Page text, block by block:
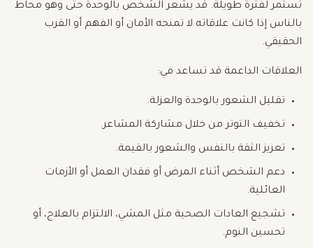
تستمر لفترة طويلة. قد يشعر الشخص بالوحدة حتى وهو محاط
بالناس إذا كانت علاقاته لا تمنحه الأمان أو الفهم أو القرب
الحقيقي.
العلاقات الداعمة قد تساعد في:
تقليل الشعور بالوحدة والعزلة.
تخفيف التوتر من خلال مشاركة المشاعر.
تعزيز الثقة بالنفس والشعور بالقيمة.
دعم الشخص أثناء المرض أو فقدان العمل أو الأزمات
العائلية.
تشجيع العادات الصحية مثل المشي، الالتزام بالعلاج، أو
تحسين النوم.